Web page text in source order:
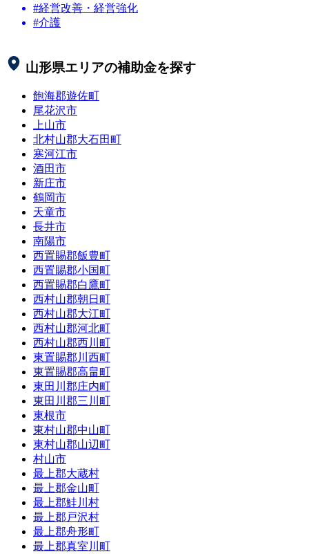
#経営改善・経営強化
#介護
山形県エリアの補助金を探す
飽海郡遊佐町
尾花沢市
上山市
北村山郡大石田町
寒河江市
酒田市
新庄市
鶴岡市
天童市
長井市
南陽市
西置賜郡飯豊町
西置賜郡小国町
西置賜郡白鷹町
西村山郡朝日町
西村山郡大江町
西村山郡河北町
西村山郡西川町
東置賜郡川西町
東置賜郡高畠町
東田川郡庄内町
東田川郡三川町
東根市
東村山郡中山町
東村山郡山辺町
村山市
最上郡大蔵村
最上郡金山町
最上郡鮭川村
最上郡戸沢村
最上郡舟形町
最上郡真室川町